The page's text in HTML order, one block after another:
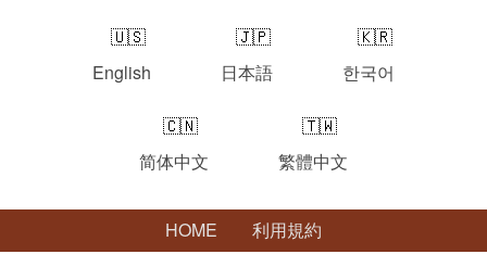
English 日本語 한국어
简体中文 繁體中文
HOME 利用規約